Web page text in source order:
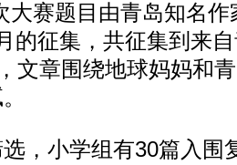
大赛题目由青岛知名
的征集，共征集到来
文章围绕地球妈妈和
小学组有30篇入围